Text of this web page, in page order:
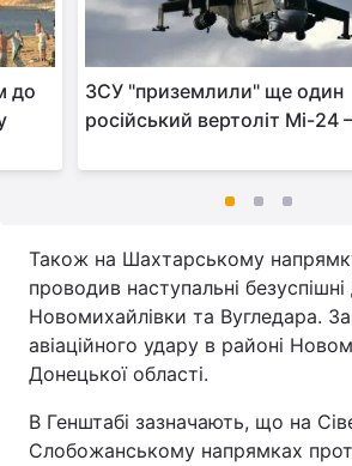
до
ЗСУ "приземлили" ще один
російський вертоліт Мі-24
Також на Шахтарському
проводив наступальні
Новомихайлівки та Вугледара.
авіаційного удару в районі
Донецької області.
В Генштабі зазначають, що на
Слобожанському напрямках